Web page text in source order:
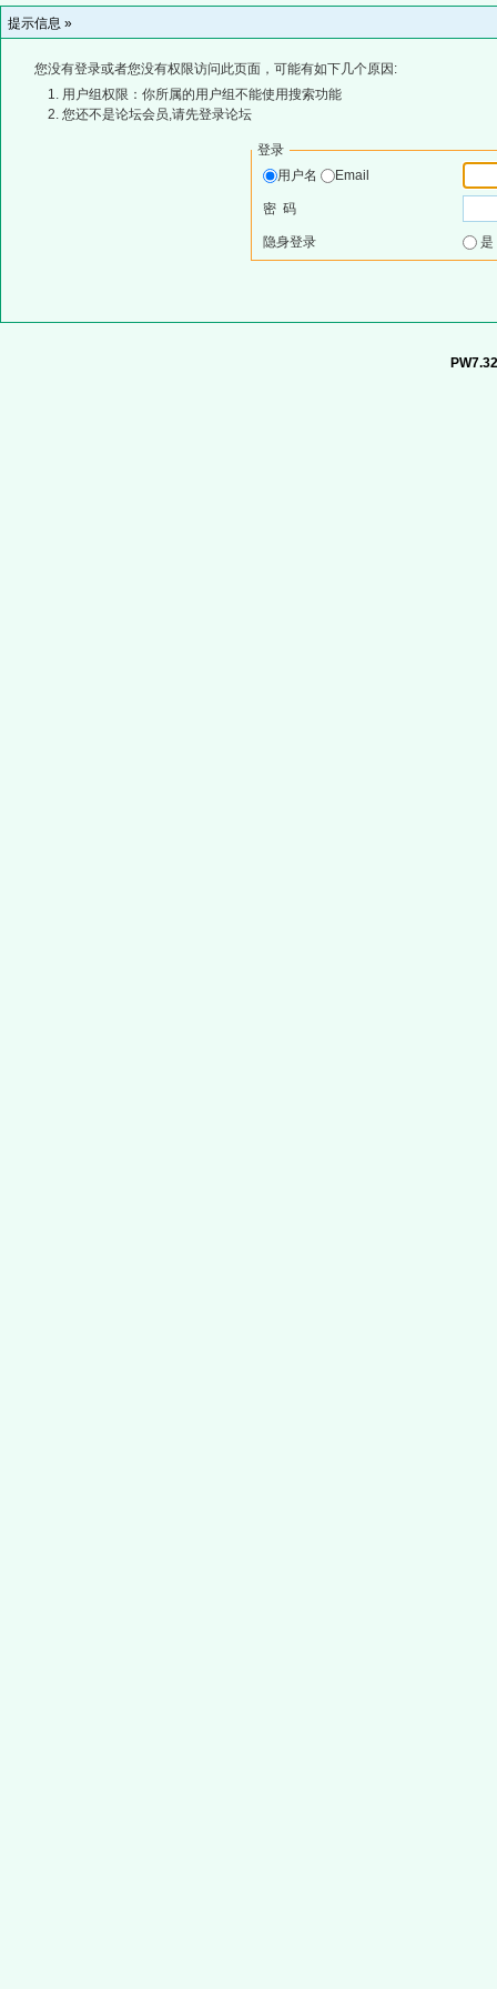
提示信息 »
您没有登录或者您没有权限访问此页面，可能有如下几个原因:
用户组权限：你所属的用户组不能使用搜索功能
您还不是论坛会员,请先登录论坛
登录
用户名
Email
密 码
隐身登录